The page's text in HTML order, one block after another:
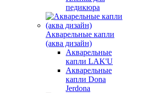
педикюра
Акварельные капли
(аква дизайн)
Акварельные
капли LAK'U
Акварельные
капли Dona
Jerdona